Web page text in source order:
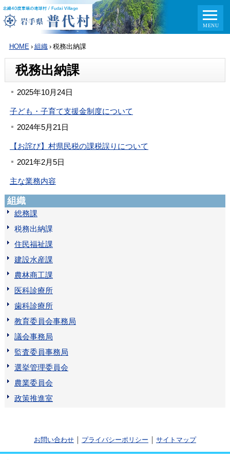
HOME › 組織 › 税務出納課
税務出納課
2025年10月24日
子ども・子育て支援金制度について
2024年5月21日
【お詫び】村県民税の課税誤りについて
2021年2月5日
主な業務内容
組織
総務課
税務出納課
住民福祉課
建設水産課
農林商工課
医科診療所
歯科診療所
教育委員会事務局
議会事務局
監査委員事務局
選挙管理委員会
農業委員会
政策推進室
お問い合わせ プライバシーポリシー サイトマップ